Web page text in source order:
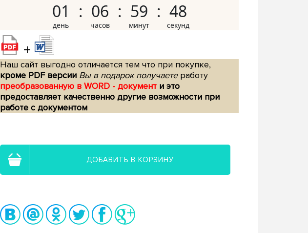
01 06 59 47
+
Наш сайт выгодно отличается тем что при покупке,
кроме PDF версии Вы в подарок получаетеработу
преобразованную в WORD - документ и это
предоставляет качественно другие возможности при
работе с документом
ДОБАВИТЬ В КОРЗИНУ